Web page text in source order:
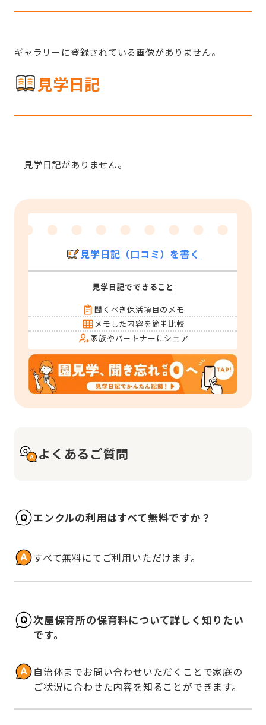
ギャラリーに登録されている画像がありません。
見学日記
見学日記がありません。
見学日記（口コミ）を書く
見学日記でできること
聞くべき保活項目のメモ
メモした内容を簡単比較
家族やパートナーにシェア
よくあるご質問
エンクルの利用はすべて無料ですか？
すべて無料にてご利用いただけます。
次屋保育所の保育料について詳しく知りたい
です。
自治体までお問い合わせいただくことで家庭の
ご状況に合わせた内容を知ることができます。